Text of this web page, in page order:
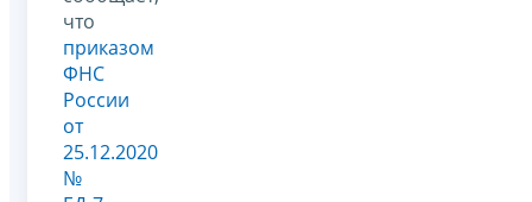
что
приказом
ФНС
России
от
25.12.2020
№